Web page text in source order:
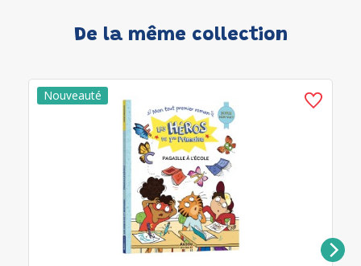
De la même collection